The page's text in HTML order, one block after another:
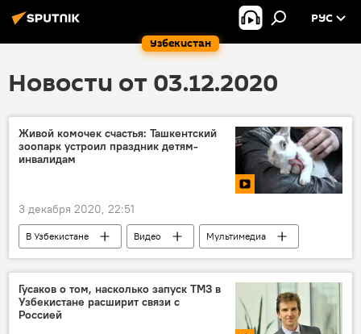
Узбекистан
РУС
Новости от 03.12.2020
Живой комочек счастья: Ташкентский
зоопарк устроил праздник детям-
инвалидам
3 декабря 2020, 22:51
В Узбекистане Видео
Мультимедиа
Общество
Ташкент
Зоопарк
Гусаков о том, насколько запуск ТМЗ в
Узбекистане расширит связи с
Россией